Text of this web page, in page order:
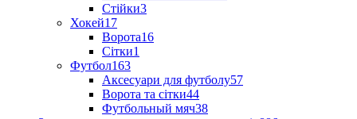
Стійки3
Хокей17
Ворота16
Сітки1
Футбол163
Аксесуари для футболу57
Ворота та сітки44
Футбольный мяч38